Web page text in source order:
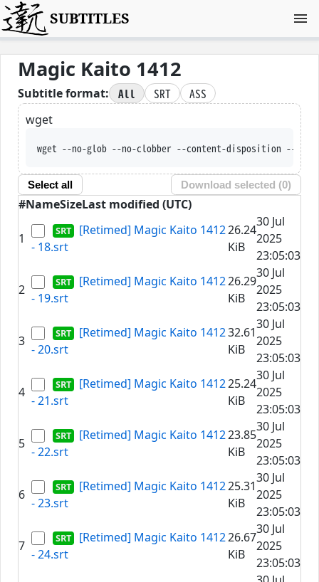
SUBTITLES
Magic Kaito 1412
Subtitle format: All SRT
ASS
wget
wget --no-glob --no-clobber --content-
Select all Download selected (0)
#NameSizeLast modified (UTC)
1
[Retimed] Magic Kaito 1412
- 18.srt
26.24
KiB
30 Jul
2025
23:05:03
2
[Retimed] Magic Kaito 1412
- 19.srt
26.29
KiB
30 Jul
2025
23:05:03
3
[Retimed] Magic Kaito 1412
- 20.srt
32.61
KiB
30 Jul
2025
23:05:03
4
[Retimed] Magic Kaito 1412
- 21.srt
25.24
KiB
30 Jul
2025
23:05:03
5
[Retimed] Magic Kaito 1412
- 22.srt
23.85
KiB
30 Jul
2025
23:05:03
6
[Retimed] Magic Kaito 1412
- 23.srt
25.31
KiB
30 Jul
2025
23:05:03
7
[Retimed] Magic Kaito 1412
- 24.srt
26.67
KiB
30 Jul
2025
23:05:03